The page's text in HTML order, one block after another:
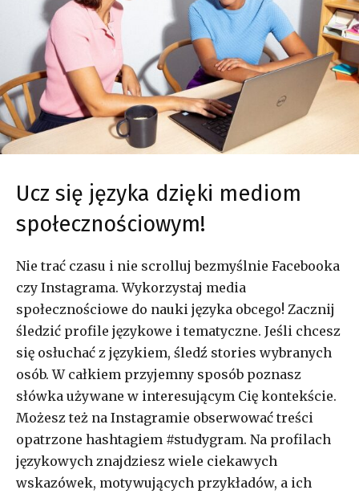
Ucz się języka dzięki mediom
społecznościowym!
Nie trać czasu i nie scrolluj bezmyślnie Facebooka
czy Instagrama. Wykorzystaj media
społecznościowe do nauki języka obcego! Zacznij
śledzić profile językowe i tematyczne. Jeśli chcesz
się osłuchać z językiem, śledź stories wybranych
osób. W całkiem przyjemny sposób poznasz
słówka używane w interesującym Cię kontekście.
Możesz też na Instagramie obserwować treści
opatrzone hashtagiem #studygram. Na profilach
językowych znajdziesz wiele ciekawych
wskazówek, motywujących przykładów, a ich